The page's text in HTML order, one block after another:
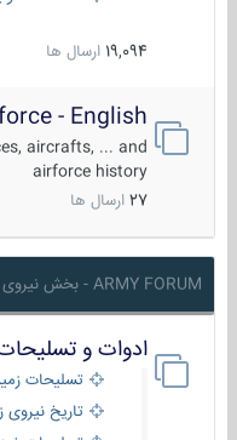
19,094 ارسال ها
- English
aircrafts, ... and
airforce history
27 ارسال ها
ARMY FORUM - بخش نیروی زمینی
ادوات و تسلیحات
تسلیحات زمینی
تاریخ نیروی